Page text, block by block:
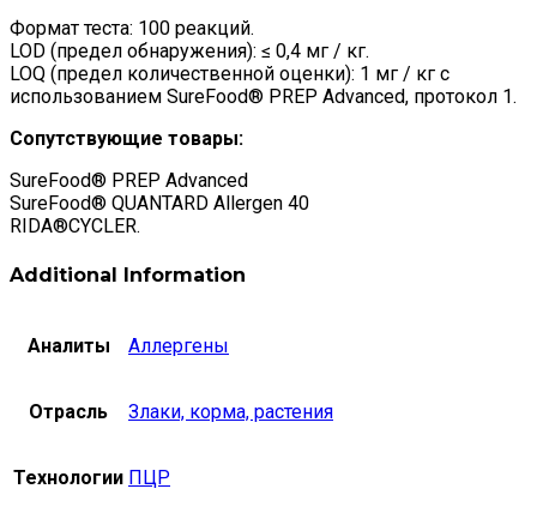
Формат теста: 100 реакций.
LOD (предел обнаружения): ≤ 0,4 мг / кг.
LOQ (предел количественной оценки): 1 мг / кг с
использованием SureFood® PREP Advanced, протокол 1.
Сопутствующие товары:
SureFood® PREP Advanced
SureFood® QUANTARD Allergen 40
RIDA®CYCLER.
Additional Information
Аналиты Аллергены
Отрасль Злаки, корма, растения
Технологии ПЦР